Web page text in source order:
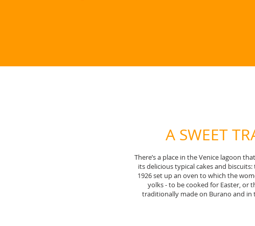
A SWEET
There’s a place in the Venice lagoon
its delicious typical cakes and
1926 set up an oven to which the
yolks - to be cooked for Easter, or
traditionally made on Burano and in